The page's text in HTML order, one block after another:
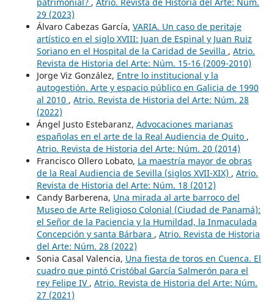
29 (2023)
Álvaro Cabezas García, VARIA. Un caso de peritaje
artístico en el siglo XVIII: Juan de Espinal y Juan Ruiz
Soriano en el Hospital de la Caridad de Sevilla , Atrio.
Revista de Historia del Arte: Núm. 15-16 (2009-2010)
Jorge Viz González, Entre lo institucional y la
autogestión. Arte y espacio público en Galicia de 1990
al 2010 , Atrio. Revista de Historia del Arte: Núm. 28
(2022)
Ángel Justo Estebaranz, Advocaciones marianas
españolas en el arte de la Real Audiencia de Quito ,
Atrio. Revista de Historia del Arte: Núm. 20 (2014)
Francisco Ollero Lobato, La maestría mayor de obras
de la Real Audiencia de Sevilla (siglos XVII-XIX) , Atrio.
Revista de Historia del Arte: Núm. 18 (2012)
Candy Barberena, Una mirada al arte barroco del
Museo de Arte Religioso Colonial (Ciudad de Panamá):
el Señor de la Paciencia y la Humildad, la Inmaculada
Concepción y santa Bárbara , Atrio. Revista de Historia
del Arte: Núm. 28 (2022)
Sonia Casal Valencia, Una fiesta de toros en Cuenca. El
cuadro que pintó Cristóbal García Salmerón para el
rey Felipe IV , Atrio. Revista de Historia del Arte: Núm.
27 (2021)